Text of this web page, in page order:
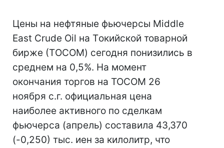
Цены на нефтяные фьючерсы Middle
East Crude Oil на Tокийской товарной
бирже (ТOCOM) сегодня понизились в
среднем на 0,5%. На момент
окончания торгов на TOCOM 26
ноября с.г. официальная цена
наиболее активного по сделкам
фьючерса (апрель) составила 43,370
(-0,250) тыс. иен за килолитр, что